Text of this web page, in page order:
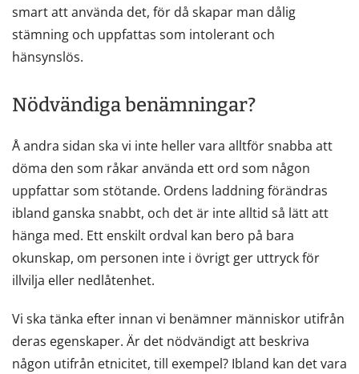
smart att använda det, för då skapar man dålig
stämning och uppfattas som intolerant och
hänsynslös.
Nödvändiga benämningar?
Å andra sidan ska vi inte heller vara alltför snabba att
döma den som råkar använda ett ord som någon
uppfattar som stötande. Ordens laddning förändras
ibland ganska snabbt, och det är inte alltid så lätt att
hänga med. Ett enskilt ordval kan bero på bara
okunskap, om personen inte i övrigt ger uttryck för
illvilja eller nedlåtenhet.
Vi ska tänka efter innan vi benämner människor utifrån
deras egenskaper. Är det nödvändigt att beskriva
någon utifrån etnicitet, till exempel? Ibland kan det vara